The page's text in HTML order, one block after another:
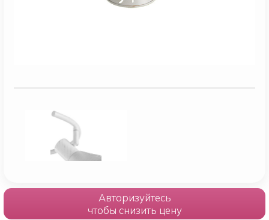
Авторизуйтесь
чтобы снизить цену